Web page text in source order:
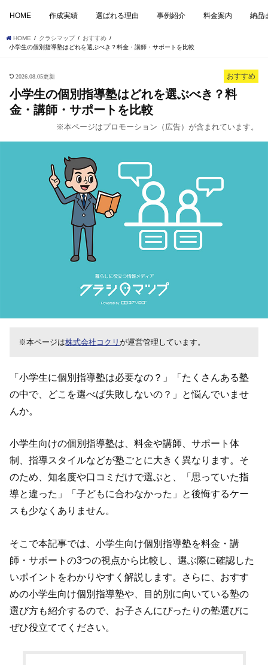
HOME 作成実績 選ばれる理由 事例紹介 料金案内 納品
HOME クラシマップ
おすすめ
小学生の個別指導塾はどれを選ぶべき？料金・講師・サポートを比較
おすすめ
2026.08.05更新
小学生の個別指導塾はどれを選ぶべき？料
金・講師・サポートを比較
※本ページはプロモーション（広告）が含まれています。
※本ページは株式会社コクリが運営管理しています。
「小学生に個別指導塾は必要なの？」「たくさんある塾
の中で、どこを選べば失敗しないの？」と悩んでいませ
んか。
小学生向けの個別指導塾は、料金や講師、サポート体
制、指導スタイルなどが塾ごとに大きく異なります。そ
のため、知名度や口コミだけで選ぶと、「思っていた指
導と違った」「子どもに合わなかった」と後悔するケー
スも少なくありません。
そこで本記事では、小学生向け個別指導塾を料金・講
師・サポートの3つの視点から比較し、選ぶ際に確認した
いポイントをわかりやすく解説します。さらに、おすす
めの小学生向け個別指導塾や、目的別に向いている塾の
選び方も紹介するので、お子さんにぴったりの塾選びに
ぜひ役立ててください。